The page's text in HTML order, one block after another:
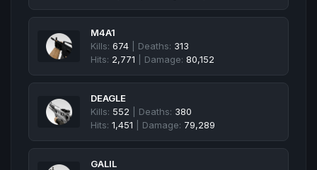
M4A1
Kills: 674 | Deaths: 313
Hits: 2,771 | Damage: 80,152
DEAGLE
Kills: 552 | Deaths: 380
Hits: 1,451 | Damage: 79,289
GALIL